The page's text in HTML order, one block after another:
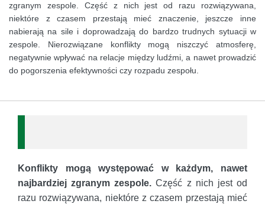
zgranym zespole. Część z nich jest od razu rozwiązywana,
niektóre z czasem przestają mieć znaczenie, jeszcze inne
nabierają na sile i doprowadzają do bardzo trudnych sytuacji w
zespole. Nierozwiązane konflikty mogą niszczyć atmosferę,
negatywnie wpływać na relacje między ludźmi, a nawet prowadzić
do pogorszenia efektywności czy rozpadu zespołu.
Konflikty mogą występować w każdym, nawet
najbardziej zgranym zespole. Część z nich jest od
razu rozwiązywana, niektóre z czasem przestają mieć